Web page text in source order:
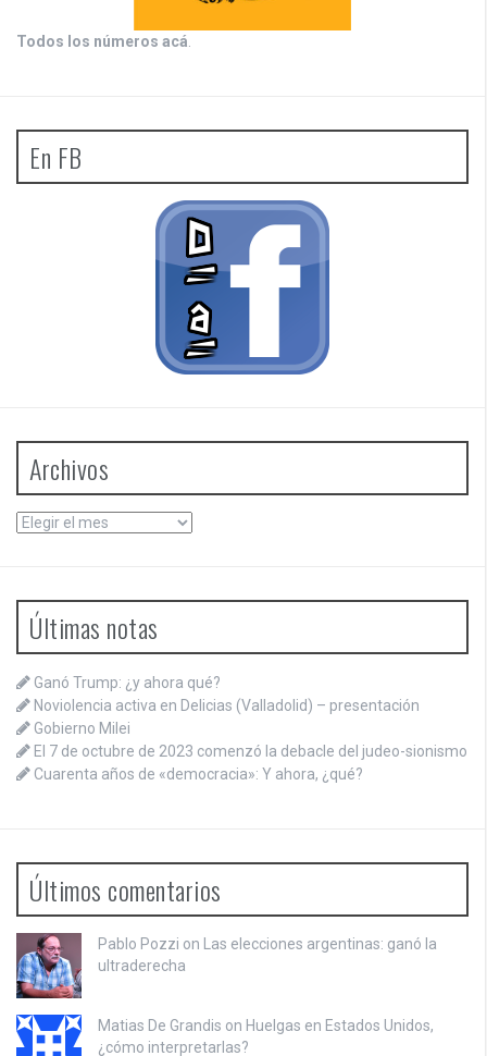
Todos los números acá
En FB
Archivos
Archivos
Últimas notas
Ganó Trump: ¿y ahora qué?
Noviolencia activa en Delicias (Valladolid) – presentación
Gobierno Milei
El 7 de octubre de 2023 comenzó la debacle del judeo-sionismo
Cuarenta años de «democracia»: Y ahora, ¿qué?
Últimos comentarios
Pablo Pozzi on
Las elecciones argentinas: ganó la
ultraderecha
Matias De Grandis on Huelgas en Estados Unidos,
¿cómo interpretarlas?